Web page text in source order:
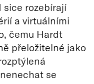
sice rozebírají
a virtuálními
čemu Hardt
přeložitelné jako
se